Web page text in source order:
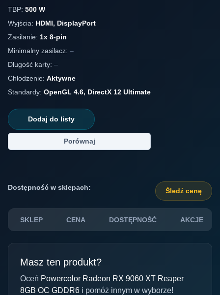
TBP: 500 W
Wyjścia: HDMI, DisplayPort
Zasilanie: 1x 8-pin
Minimalny zasilacz: –
Długość karty: –
Chłodzenie: Aktywne
Standardy: OpenGL 4.6, DirectX 12 Ultimate
Dodaj do listy
Porównaj
Dostępność w sklepach: Śledź cenę
SKLEP CENA DOSTĘPNOŚĆ AKCJE
Masz ten produkt?
Oceń Powercolor Radeon RX 9060 XT Reaper
8GB OC GDDR6 i pomóż innym w wyborze!